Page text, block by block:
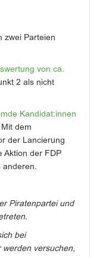
zwei Parteien
von ca.
2 als nicht
Kandidat:innen
dem
der Lancierung
Aktion der FDP
anderen.
Piratenpartei und
bei
werden versuchen,